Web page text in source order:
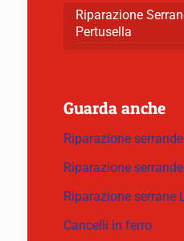
Riparazione
Pertusella
Guarda anche
Riparazione
Riparazione
Riparazione serrane
Cancelli in ferro